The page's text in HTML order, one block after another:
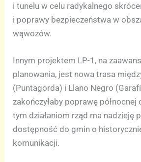
i tunelu w celu radykalnego
i poprawy bezpieczeństwa w
wąwozów.
Innym projektem LP-1, na
planowania, jest nowa trasa
(Puntagorda) i Llano Negro
zakończyłaby poprawę północnej
tym działaniom rząd ma nadzieję
dostępność do gmin o
komunikacji.